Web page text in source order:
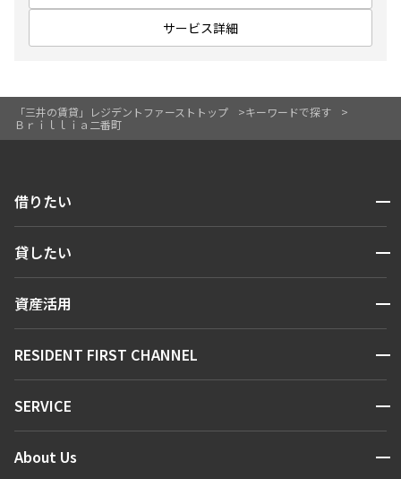
「三井の賃貸」レジデントファーストトップ
キーワードで探す
Ｂｒｉｌｌｉａ二番町
お問合せ
11階
700,000円
3LDK80.46㎡
サービス詳細
借りたい 開閉
人気エリアから探す
新着情報から探す
新着募集情報
貸したい 開閉
お問い合わせ
資産活用 開閉
お問い合わせ
RESIDENT FIRST CHANNEL 開閉
マンションレポート
住まいのコラム
SERVICE 開閉
会員ページ
About Us 開閉